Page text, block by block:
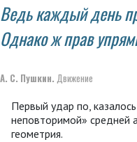
Ведь каждый день
Однако ж прав
А. С. Пушкин. Движение
Первый удар по,
неповторимой» средней
геометрия.